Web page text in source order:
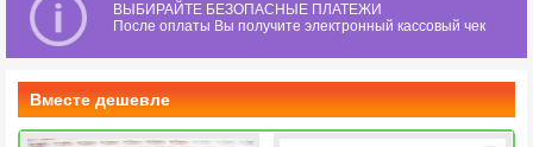
ВЫБИРАЙТЕ БЕЗОПАСНЫЕ ПЛАТЕЖИ
После оплаты Вы получите электронный кассовый чек
Вместе дешевле